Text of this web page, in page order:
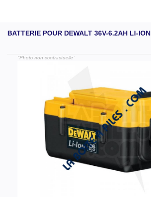
BATTERIE POUR DEWALT 36V-6.2AH LI-ION
"Photo non contractuelle"